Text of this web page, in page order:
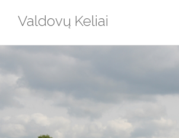
Valdovų Keliai